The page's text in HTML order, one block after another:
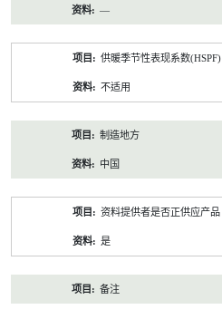
—
供暖季节性表现系数(HSPF)
不适用
制造地方
中国
资料提供者是否正供应产品
是
备注